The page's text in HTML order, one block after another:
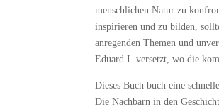
menschlichen Natur zu
inspirieren und zu bilden,
anregenden Themen und
Eduard I. versetzt, wo die
Dieses Buch buch eine
Die Nachbarn in den